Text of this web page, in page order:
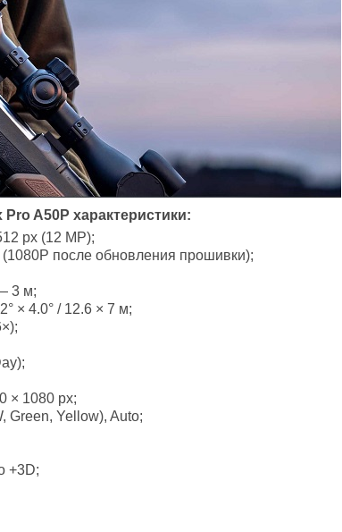
A50P характеристики:
px (12 MP);
после обновления прошивки);
3 м;
× 4.0° / 12.6 × 7 м;
× 1080 px;
Yellow), Auto;
+3D;